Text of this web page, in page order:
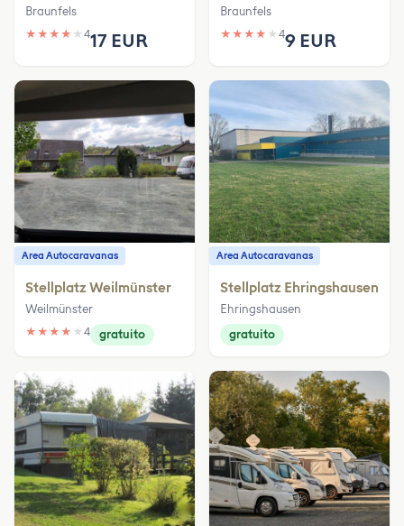
Braunfels
★ ★ ★ ★ ★ 417 EUR
Braunfels
★ ★ ★ ★ ★ 49 EUR
Area Autocaravanas
Stellplatz Weilmünster
Weilmünster
★ ★ ★ ★ ★ 4 gratuito
Area Autocaravanas
Stellplatz Ehringshausen
Ehringshausen
gratuito